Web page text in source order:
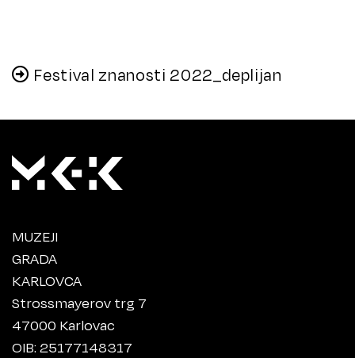
Festival znanosti 2022_deplijan
MUZEJI
GRADA
KARLOVCA
Strossmayerov trg 7
47000 Karlovac
OIB: 25177148317